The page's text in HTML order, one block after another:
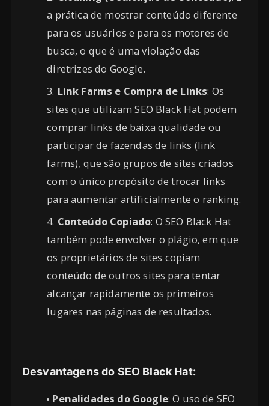
a prática de mostrar conteúdo diferente
para os usuários e para os motores de
busca, o que é uma violação das
diretrizes do Google.
Link Farms e Compra de Links: Os
sites que utilizam SEO Black Hat podem
comprar links de baixa qualidade ou
participar de fazendas de links (link
farms), que são grupos de sites criados
com o único propósito de trocar links
para aumentar artificialmente o ranking.
Conteúdo Copiado: O SEO Black Hat
também pode envolver o plágio, em que
os proprietários de sites copiam
conteúdo de outros sites para tentar
alcançar rapidamente os primeiros
lugares nas páginas de resultados.
Desvantagens do SEO Black Hat:
Penalidades do Google: O uso de SEO